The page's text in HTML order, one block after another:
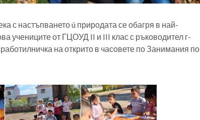
с настъпването ú природата се обагря в най-
учениците от ГЦОУД II и III клас с ръководител г-
на открито в часовете по Занимания по